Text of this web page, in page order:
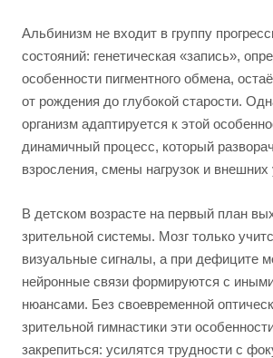
Альбинизм не входит в группу
состояний: генетическая «запись»,
особенности пигментного обмена,
от рождения до глубокой старости.
организм адаптируется к этой
динамичный процесс, который
взросления, смены нагрузок и внешних
В детском возрасте на первый план
зрительной системы. Мозг только
визуальные сигналы, а при дефиците
нейронные связи формируются с
нюансами. Без своевременной
зрительной гимнастики эти
закрепиться: усилятся трудности с